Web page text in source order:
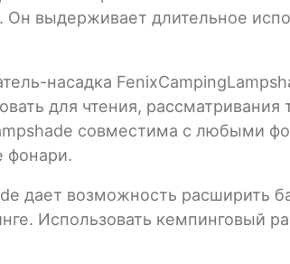
Он выдерживает длительное
насадка
для чтения,
совместима с любыми
фонари.
дает возможность расширить
Использовать кемпинговый